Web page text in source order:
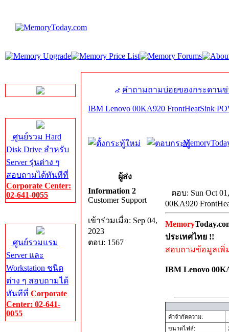
ศูนย์รวม Hard
Disk Drive สำหรับ
Server รุ่นต่าง ๆ
สอบถามได้ทันทีที่
Corporate Center:
02-641-0055
ศูนย์รวมแรม
Server และ
Workstation ชนิด
ต่าง ๆ สอบถามได้
ทันทีที่ Corporate
Center: 02-641-
0055
คำถามถามบ่อยของกระดานข่
IBM Lenovo 00KA920 FrontHeatSink
ผู้ส่ง
Information 2
Customer Support
เข้าร่วมเมื่อ: Sep 04,
2023
ตอบ: 1567
ตอบ: Sun Oct
00KA920
Memory
ประเทศไทย !!
สอบถามข้อมูลเพิ่
IBM Lenovo
คำจำกัดความ:
ขนาดไฟล์: